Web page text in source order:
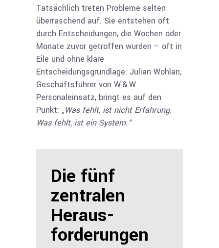
Tatsächlich treten Probleme selten
überraschend auf. Sie entstehen oft
durch Entscheidungen, die Wochen oder
Monate zuvor getroffen wurden – oft in
Eile und ohne klare
Entscheidungsgrundlage. Julian Wohlan,
Geschäftsführer von W & W
Personaleinsatz, bringt es auf den
Punkt: „Was fehlt, ist nicht Erfahrung.
Was fehlt, ist ein System.“
Die fünf
zentralen
Heraus­
forderungen